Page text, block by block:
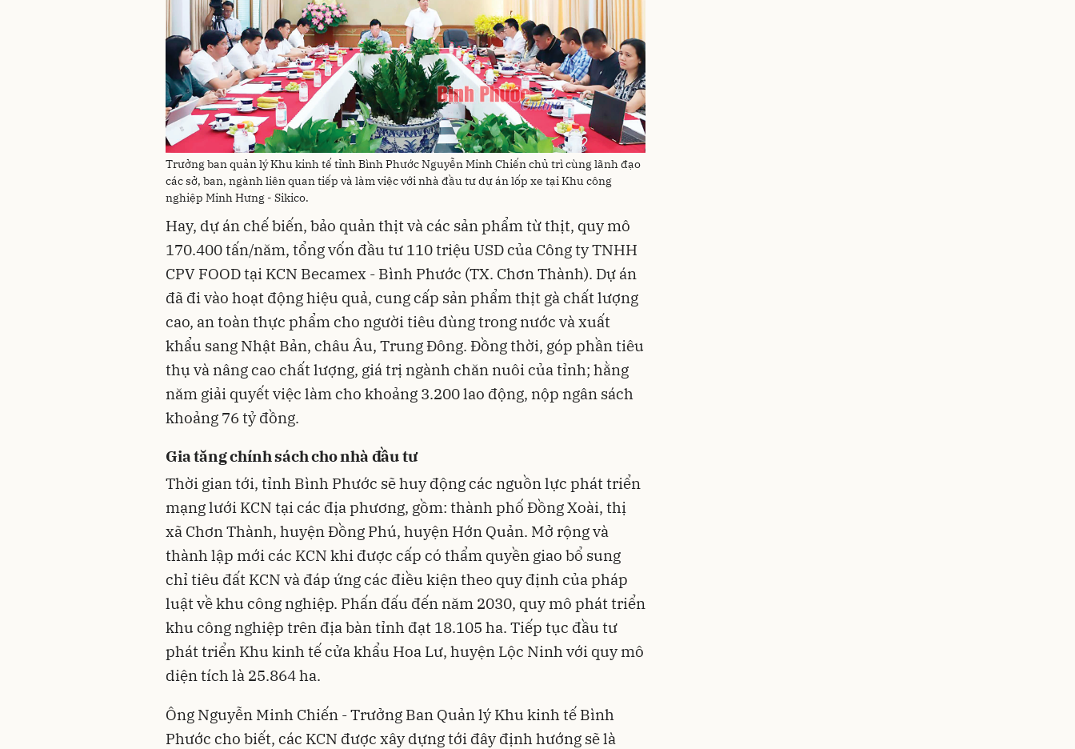
Trưởng ban quản lý Khu kinh tế tỉnh Bình Phước Nguyễn Minh Chiến chủ trì cùng lãnh đạo
các sở, ban, ngành liên quan tiếp và làm việc với nhà đầu tư dự án lốp xe tại Khu công
nghiệp Minh Hưng - Sikico.
Hay, dự án chế biến, bảo quản thịt và các sản phẩm từ thịt, quy mô
170.400 tấn/năm, tổng vốn đầu tư 110 triệu USD của Công ty TNHH
CPV FOOD tại KCN Becamex - Bình Phước (TX. Chơn Thành). Dự án
đã đi vào hoạt động hiệu quả, cung cấp sản phẩm thịt gà chất lượng
cao, an toàn thực phẩm cho người tiêu dùng trong nước và xuất
khẩu sang Nhật Bản, châu Âu, Trung Đông. Đồng thời, góp phần tiêu
thụ và nâng cao chất lượng, giá trị ngành chăn nuôi của tỉnh; hằng
năm giải quyết việc làm cho khoảng 3.200 lao động, nộp ngân sách
khoảng 76 tỷ đồng.
Gia tăng chính sách cho nhà đầu tư
Thời gian tới, tỉnh Bình Phước sẽ huy động các nguồn lực phát triển
mạng lưới KCN tại các địa phương, gồm: thành phố Đồng Xoài, thị
xã Chơn Thành, huyện Đồng Phú, huyện Hớn Quản. Mở rộng và
thành lập mới các KCN khi được cấp có thẩm quyền giao bổ sung
chỉ tiêu đất KCN và đáp ứng các điều kiện theo quy định của pháp
luật về khu công nghiệp. Phấn đấu đến năm 2030, quy mô phát triển
khu công nghiệp trên địa bàn tỉnh đạt 18.105 ha. Tiếp tục đầu tư
phát triển Khu kinh tế cửa khẩu Hoa Lư, huyện Lộc Ninh với quy mô
diện tích là 25.864 ha.
Ông Nguyễn Minh Chiến - Trưởng Ban Quản lý Khu kinh tế Bình
Phước cho biết, các KCN được xây dựng tới đây định hướng sẽ là